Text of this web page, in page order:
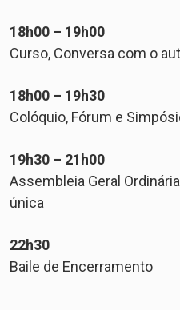
18h00 – 19h00
Curso, Conversa com o
18h00 – 19h30
Colóquio, Fórum e
19h30 – 21h00
Assembleia Geral
única
22h30
Baile de Encerramento